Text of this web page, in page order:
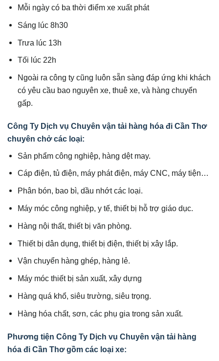
Mỗi ngày có ba thời điểm xe xuất phát
Sáng lúc 8h30
Trưa lúc 13h
Tối lúc 22h
Ngoài ra công ty cũng luôn sẵn sàng đáp ứng khi khách
có yêu cầu bao nguyên xe, thuê xe, và hàng chuyển
gấp.
Công Ty Dịch vụ Chuyên vận tải hàng hóa đi Cần Thơ
chuyên chở các loại:
Sản phẩm công nghiệp, hàng dệt may.
Cáp điện, tủ điện, máy phát điện, máy CNC, máy tiện…
Phân bón, bao bì, dầu nhớt các loại.
Máy móc công nghiệp, y tế, thiết bị hỗ trợ giáo dục.
Hàng nội thất, thiết bị văn phòng.
Thiết bị dân dụng, thiết bị điện, thiết bị xây lắp.
Vận chuyển hàng ghép, hàng lẻ.
Máy móc thiết bị sản xuất, xây dựng
Hàng quá khổ, siêu trường, siêu trọng.
Hàng hóa chất, sơn, các phụ gia trong sản xuất.
Phương tiện Công Ty Dịch vụ Chuyên vận tải hàng
hóa đi Cần Thơ gồm các loại xe: